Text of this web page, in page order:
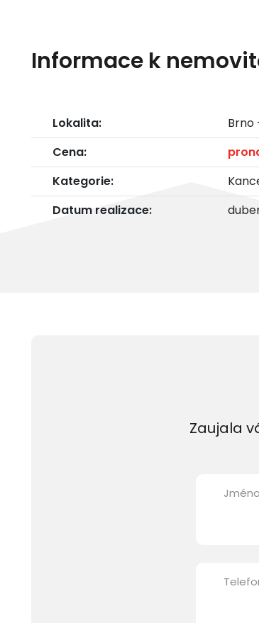
Informace k
Lokalita:
Cena:
Kategorie:
Datum realizace:
Zaujala
Jméno